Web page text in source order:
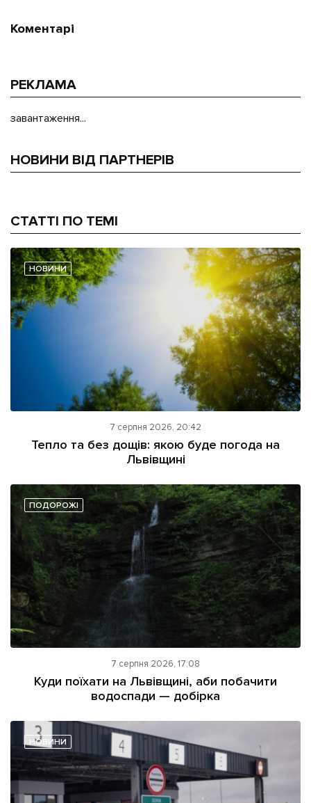
Коментарі
РЕКЛАМА
завантаження...
НОВИНИ ВІД ПАРТНЕРІВ
СТАТТІ ПО ТЕМІ
НОВИНИ
7 серпня 2026, 20:42
Тепло та без дощів: якою буде погода на
Львівщині
ПОДОРОЖІ
7 серпня 2026, 17:08
Куди поїхати на Львівщині, аби побачити
водоспади — добірка
НОВИНИ